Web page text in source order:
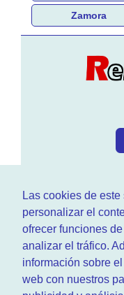
Las cookies de
personalizar el
ofrecer funciones
analizar el tráfico.
información sobre
web con nuestros
Zamora
En
larenovación del
actualidad
Ademas tenemos
¿Quienes